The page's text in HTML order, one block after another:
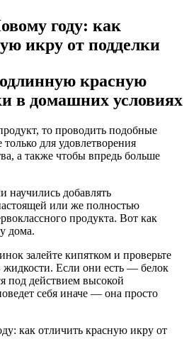
красную
в домашних условиях
то проводить подобные
для удовлетворения
а также чтобы впредь больше
научились добавлять
или же полностью
продукта. Вот как
дома.
залейте кипятком и проверьте
жидкости. Если они есть — белок
под действием высокой
себя иначе — она просто